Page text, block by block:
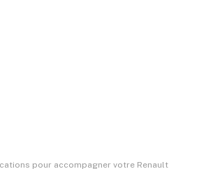
pour accompagner votre Renault